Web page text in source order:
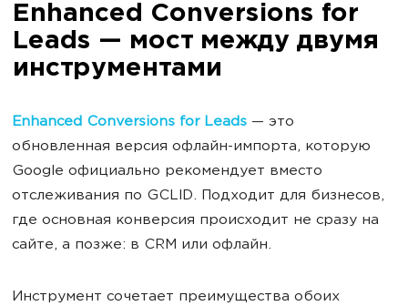
Enhanced Conversions for
Leads — мост между двумя
инструментами
Enhanced Conversions for Leads — это
обновленная версия офлайн-импорта, которую
Google официально рекомендует вместо
отслеживания по GCLID. Подходит для бизнесов,
где основная конверсия происходит не сразу на
сайте, а позже: в CRM или офлайн.
Инструмент сочетает преимущества обоих